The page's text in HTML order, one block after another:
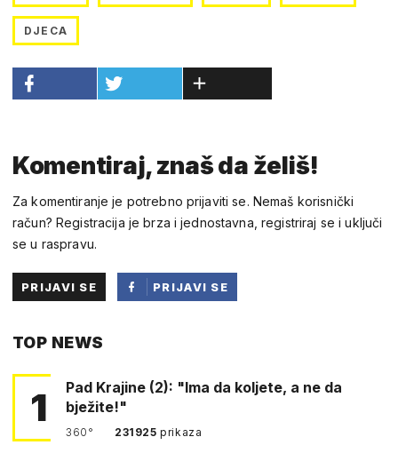
DJECA
Komentiraj, znaš da želiš!
Za komentiranje je potrebno prijaviti se. Nemaš korisnički
račun? Registracija je brza i jednostavna, registriraj se i uključi
se u raspravu.
PRIJAVI SE
PRIJAVI SE
TOP NEWS
1
Pad Krajine (2): "Ima da koljete, a ne da
bježite!"
360° 231925prikaza